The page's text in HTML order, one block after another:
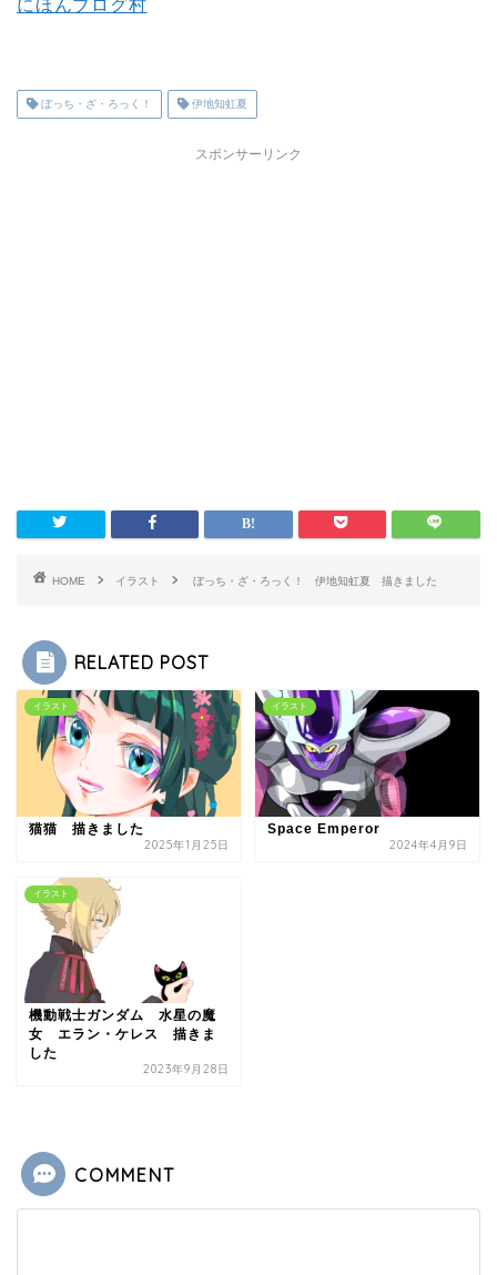
にほんブログ村
ぼっち・ざ・ろっく！ 伊地知虹夏
スポンサーリンク
HOME イラスト ぼっち・ざ・ろっく！ 伊地知虹夏 描きました
RELATED POST
イラスト
猫猫 描きました
2025年1月25日
イラスト
Space Emperor
2024年4月9日
イラスト
機動戦士ガンダム 水星の魔
女 エラン・ケレス 描きま
した
2023年9月28日
COMMENT